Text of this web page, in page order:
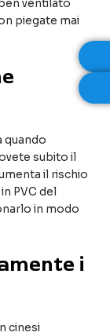
ventilato
piegate mai
quando
subito il
il rischio
PVC del
in modo
i
cinesi